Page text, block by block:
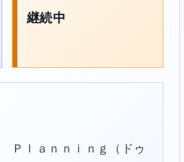
継続中
Ｐｌａｎｎｉｎｇ（ドゥ